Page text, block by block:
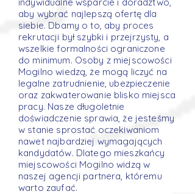
aby wybrać najlepszą ofertę dla
siebie. Dbamy o to, aby proces
rekrutacji był szybki i przejrzysty, a
wszelkie formalności ograniczone
do minimum. Osoby z miejscowości
Mogilno wiedzą, że mogą liczyć na
legalne zatrudnienie, ubezpieczenie
oraz zakwaterowanie blisko miejsca
pracy. Nasze długoletnie
doświadczenie sprawia, że jesteśmy
w stanie sprostać oczekiwaniom
nawet najbardziej wymagających
kandydatów. Dlatego mieszkańcy
miejscowości Mogilno widzą w
naszej agencji partnera, któremu
warto zaufać.